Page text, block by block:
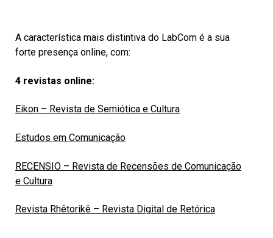
A característica mais distintiva do LabCom é a sua
forte presença online, com:
4 revistas online:
Eikon – Revista de Semiótica e Cultura
Estudos em Comunicação
RECENSIO – Revista de Recensões de Comunicação
e Cultura
Revista Rhêtorikê – Revista Digital de Retórica